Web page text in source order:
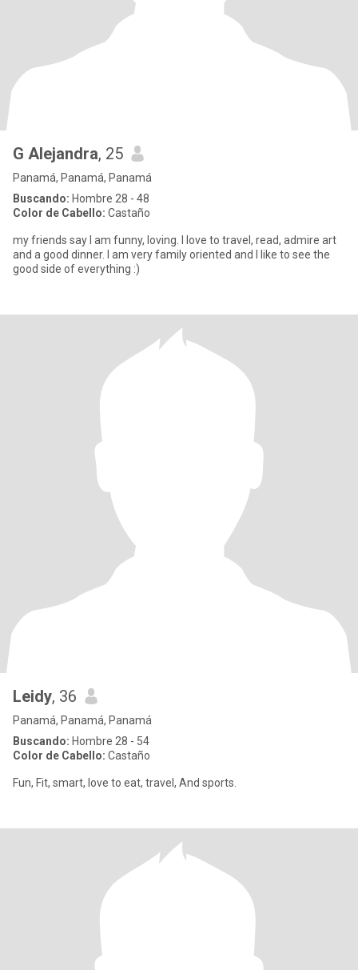
G Alejandra, 25
Panamá, Panamá, Panamá
Buscando: Hombre 28 - 48
Color de Cabello: Castaño
my friends say I am funny, loving. I love to travel, read, admire art
and a good dinner. I am very family oriented and I like to see the
good side of everything :)
Leidy, 36
Panamá, Panamá, Panamá
Buscando: Hombre 28 - 54
Color de Cabello: Castaño
Fun, Fit, smart, love to eat, travel, And sports.